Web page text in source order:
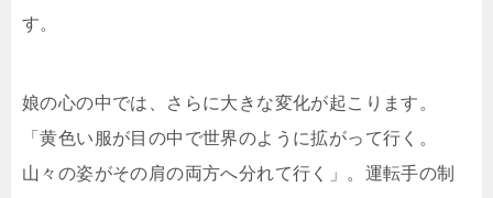
す。
娘の心の中では、さらに大きな変化が起こります。
「黄色い服が目の中で世界のように拡がって行く。
山々の姿がその肩の両方へ分れて行く」。運転手の制